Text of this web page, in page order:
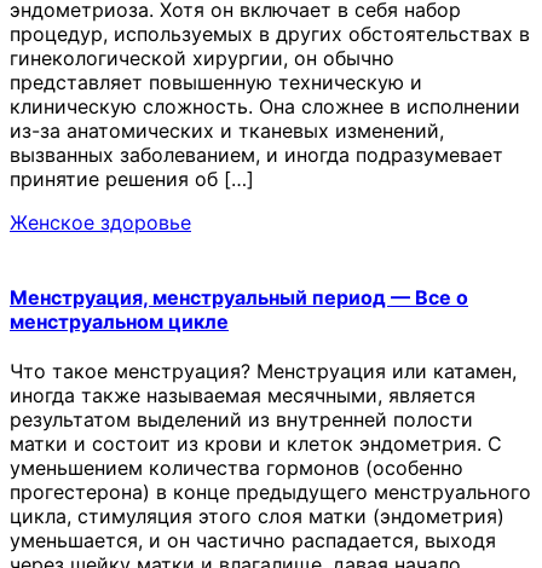
эндометриоза. Хотя он включает в себя набор
процедур, используемых в других обстоятельствах в
гинекологической хирургии, он обычно
представляет повышенную техническую и
клиническую сложность. Она сложнее в исполнении
из-за анатомических и тканевых изменений,
вызванных заболеванием, и иногда подразумевает
принятие решения об […]
Женское здоровье
Менструация, менструальный период — Все о
менструальном цикле
Что такое менструация? Менструация или катамен,
иногда также называемая месячными, является
результатом выделений из внутренней полости
матки и состоит из крови и клеток эндометрия. С
уменьшением количества гормонов (особенно
прогестерона) в конце предыдущего менструального
цикла, стимуляция этого слоя матки (эндометрия)
уменьшается, и он частично распадается, выходя